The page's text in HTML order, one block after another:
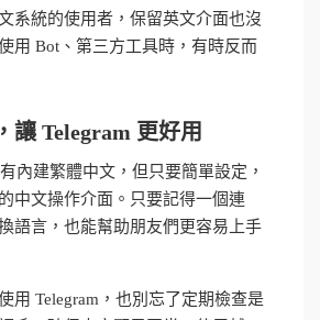
系統的使用者，保留英文介面也沒
用 Bot、第三方工具時，有時反而
讓 Telegram 更好用
內建繁體中文，但只要簡單設定，
中文操作介面。只要記得一個連
語言，也能幫助朋友們更容易上手
用 Telegram，也別忘了定期檢查是